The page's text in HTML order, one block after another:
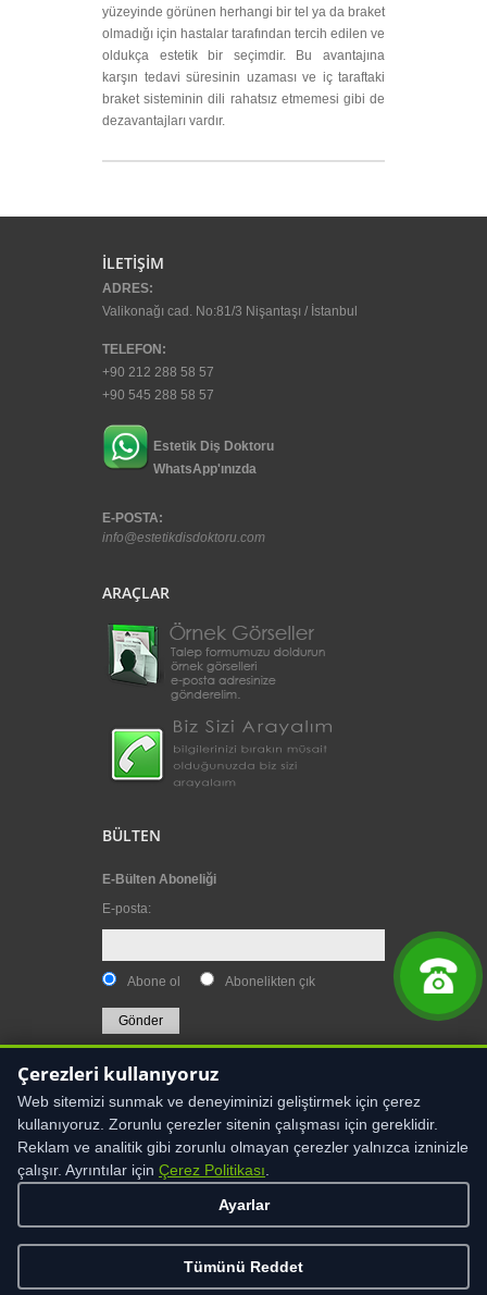
yüzeyinde görünen herhangi bir tel ya da braket
olmadığı için hastalar tarafından tercih edilen ve
oldukça estetik bir seçimdir. Bu avantajına
karşın tedavi süresinin uzaması ve iç taraftaki
braket sisteminin dili rahatsız etmemesi gibi de
dezavantajları vardır.
İLETİŞİM
ADRES:
Valikonağı cad. No:81/3 Nişantaşı / İstanbul
TELEFON:
+90 212 288 58 57
+90 545 288 58 57
Estetik Diş Doktoru
WhatsApp'ınızda
E-POSTA:
info@estetikdisdoktoru.com
ARAÇLAR
BÜLTEN
E-Bülten Aboneliği
E-posta:
Abone ol Abonelikten çık
UYARI:Bu sitenin içeriği, kullanıcıyı sağlık amaçlı
bilgilendirmeye yönelik hazırlanmıştır. Sitede yer alan
bilgiler, hiçbir zaman bir hekim tedavisinin ya da
konsültasyonunun yerini alamaz. Site içeriği, asla
Çerezleri kullanıyoruz
Web sitemizi sunmak ve deneyiminizi geliştirmek için çerez
kullanıyoruz. Zorunlu çerezler sitenin çalışması için gereklidir.
Reklam ve analitik gibi zorunlu olmayan çerezler yalnızca izninizle
çalışır. Ayrıntılar için Çerez Politikası.
Ayarlar
Tümünü Reddet